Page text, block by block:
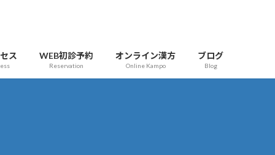
ス WEB初診予約
Reservation
オンライン漢方
Online Kampo
ブログ
Blog